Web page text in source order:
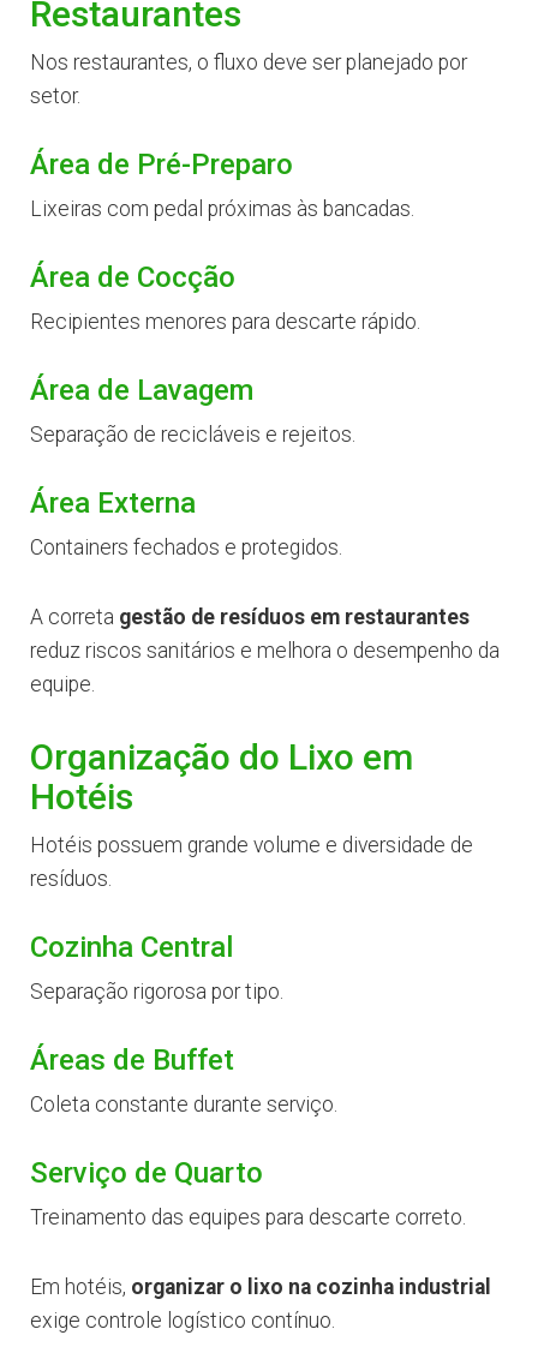
Restaurantes
Nos restaurantes, o fluxo deve ser planejado por
setor.
Área de Pré-Preparo
Lixeiras com pedal próximas às bancadas.
Área de Cocção
Recipientes menores para descarte rápido.
Área de Lavagem
Separação de recicláveis e rejeitos.
Área Externa
Containers fechados e protegidos.
A correta gestão de resíduos em restaurantes
reduz riscos sanitários e melhora o desempenho da
equipe.
Organização do Lixo em
Hotéis
Hotéis possuem grande volume e diversidade de
resíduos.
Cozinha Central
Separação rigorosa por tipo.
Áreas de Buffet
Coleta constante durante serviço.
Serviço de Quarto
Treinamento das equipes para descarte correto.
Em hotéis, organizar o lixo na cozinha industrial
exige controle logístico contínuo.